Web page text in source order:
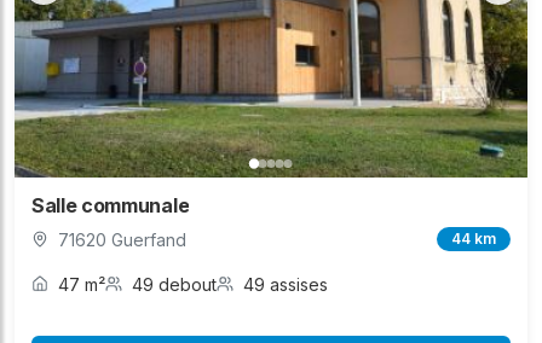
Salle communale
71620 Guerfand 44 km
47 m² 49 debout 49 assises